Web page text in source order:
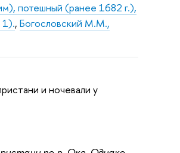
потешный (ранее 1682 г.),
1).,Богословский М.М.,
и ночевали у